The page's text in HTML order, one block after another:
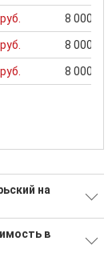
8 000 ...
8 000 ...
8 000 ...
на
в